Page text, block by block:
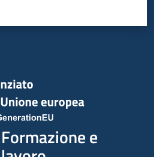
Formazione e